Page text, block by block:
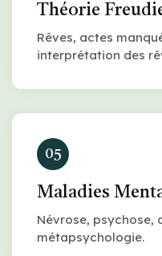
Théorie
Rêves, actes
interprétation des
05
Maladies
Névrose, psychose,
métapsychologie.